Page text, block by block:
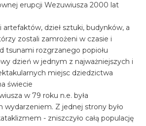
erupcji Wezuwiusza 2000 lat
artefaktów, dzieł sztuki, budynków, a
zostali zamrożeni w czasie i
tsunami rozgrzanego popiołu
dzień w jednym z najważniejszych i
miejsc dziedzictwa
świecie
w 79 roku n.e. była
wydarzeniem. Z jednej strony było
- zniszczyło całą populację